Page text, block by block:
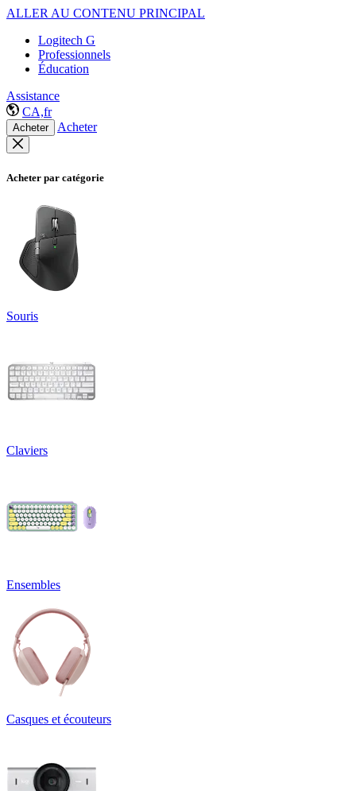
ALLER AU CONTENU PRINCIPAL
Logitech G
Professionnels
Éducation
Assistance
CA,fr
Acheter Acheter
Acheter par catégorie
Souris
Claviers
Ensembles
Casques et écouteurs